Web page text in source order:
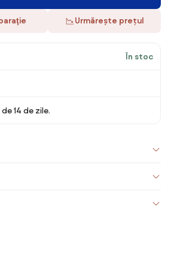
Urmărește prețul
În stoc
14 de zile.